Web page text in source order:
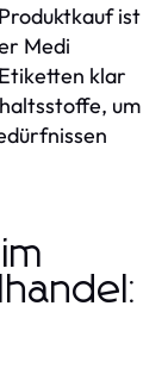
ist
Medi
klar
um